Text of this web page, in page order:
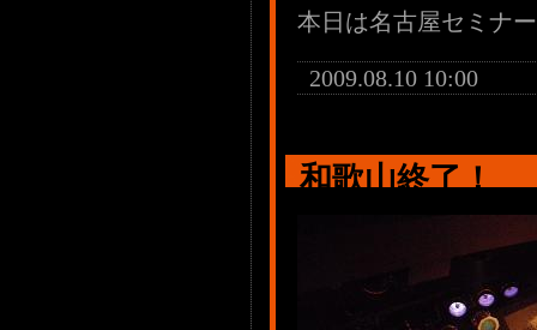
本日は名古屋セミナ
2009.08.10 10:00
和歌山終了！